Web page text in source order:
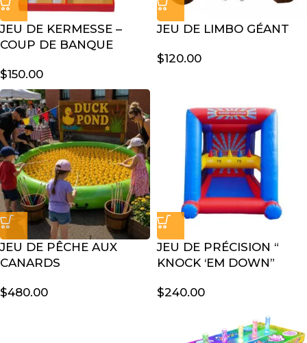
JEU DE KERMESSE –
COUP DE BANQUE
$150.00
JEU DE LIMBO GÉANT
$120.00
JEU DE PÊCHE AUX
CANARDS
$480.00
JEU DE PRÉCISION “
KNOCK ‘EM DOWN”
$240.00